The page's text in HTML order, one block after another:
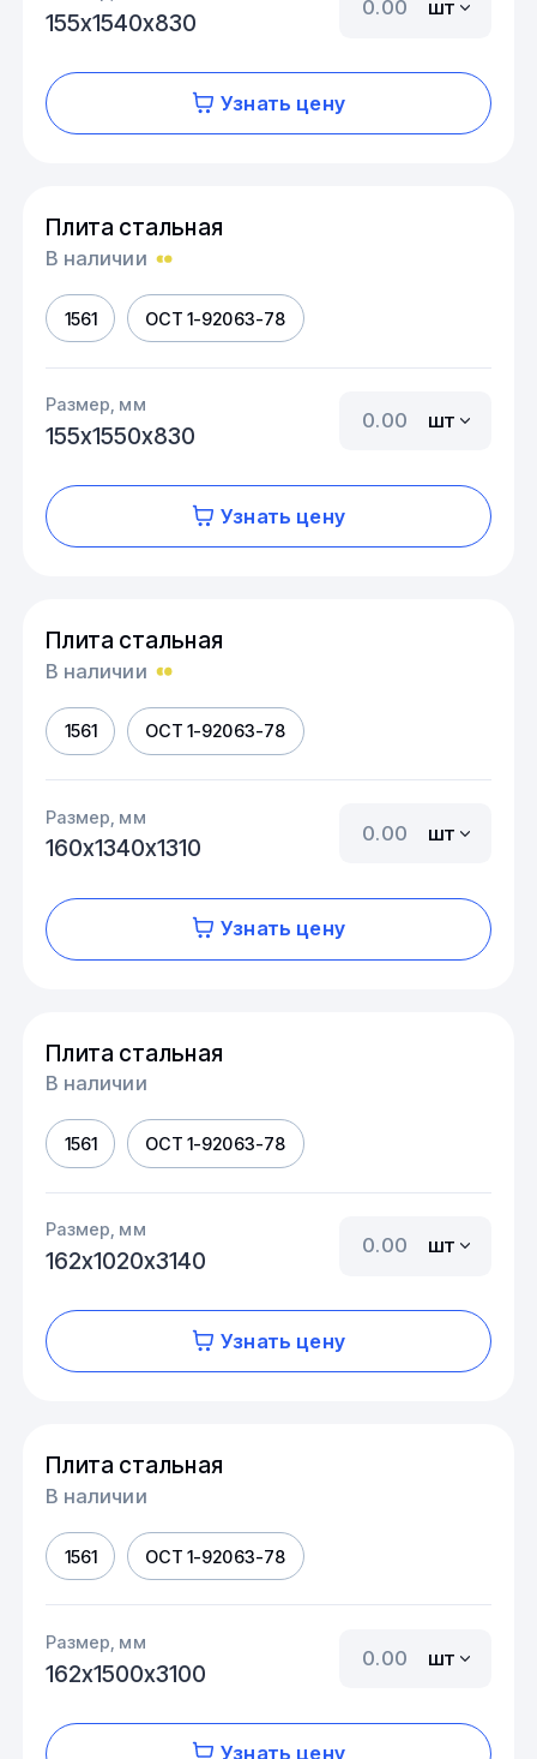
155х1540х830
шт
Узнать цену
Плита стальная
В наличии
1561 ОСТ 1-92063-78
Размер, мм
155х1550х830
шт
Узнать цену
Плита стальная
В наличии
1561 ОСТ 1-92063-78
Размер, мм
160х1340х1310
шт
Узнать цену
Плита стальная
В наличии
1561 ОСТ 1-92063-78
Размер, мм
162х1020х3140
шт
Узнать цену
Плита стальная
В наличии
1561 ОСТ 1-92063-78
Размер, мм
162х1500х3100
шт
Узнать цену